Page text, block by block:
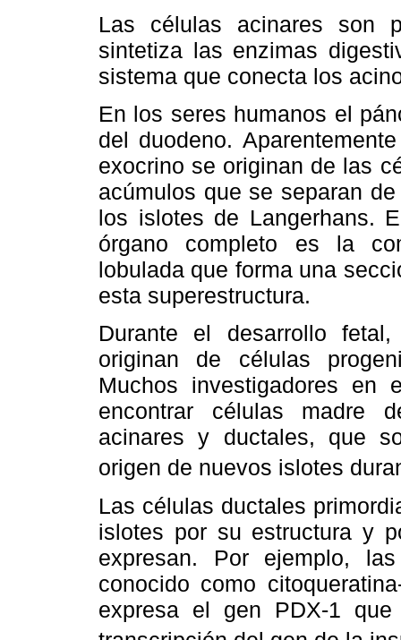
Las células acinares son
sintetiza las enzimas
sistema que conecta los
En los seres humanos el
del duodeno.
exocrino se originan de las
acúmulos que se separan
los islotes de Langerhans.
órgano completo es la
lobulada que forma una
esta superestructura.
Durante el desarrollo
originan de células
Muchos investigadores en
encontrar células madre
acinares y ductales, que
origen de nuevos islotes
Las células ductales
islotes por su estructura y
expresan. Por ejemplo,
conocido como
expresa el gen PDX-1